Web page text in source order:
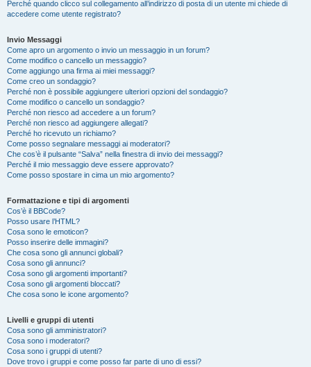
Perché quando clicco sul collegamento all’indirizzo di posta di un utente mi chiede di
accedere come utente registrato?
Invio Messaggi
Come apro un argomento o invio un messaggio in un forum?
Come modifico o cancello un messaggio?
Come aggiungo una firma ai miei messaggi?
Come creo un sondaggio?
Perché non è possibile aggiungere ulteriori opzioni del sondaggio?
Come modifico o cancello un sondaggio?
Perché non riesco ad accedere a un forum?
Perché non riesco ad aggiungere allegati?
Perché ho ricevuto un richiamo?
Come posso segnalare messaggi ai moderatori?
Che cos’è il pulsante “Salva” nella finestra di invio dei messaggi?
Perché il mio messaggio deve essere approvato?
Come posso spostare in cima un mio argomento?
Formattazione e tipi di argomenti
Cos’è il BBCode?
Posso usare l’HTML?
Cosa sono le emoticon?
Posso inserire delle immagini?
Che cosa sono gli annunci globali?
Cosa sono gli annunci?
Cosa sono gli argomenti importanti?
Cosa sono gli argomenti bloccati?
Che cosa sono le icone argomento?
Livelli e gruppi di utenti
Cosa sono gli amministratori?
Cosa sono i moderatori?
Cosa sono i gruppi di utenti?
Dove trovo i gruppi e come posso far parte di uno di essi?